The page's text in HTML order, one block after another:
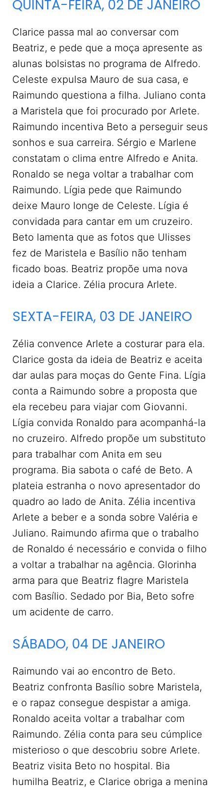
QUINTA-FEIRA, 02 DE JANEIRO
Clarice passa mal ao conversar com
Beatriz, e pede que a moça apresente as
alunas bolsistas no programa de Alfredo.
Celeste expulsa Mauro de sua casa, e
Raimundo questiona a filha. Juliano conta
a Maristela que foi procurado por Arlete.
Raimundo incentiva Beto a perseguir seus
sonhos e sua carreira. Sérgio e Marlene
constatam o clima entre Alfredo e Anita.
Ronaldo se nega voltar a trabalhar com
Raimundo. Lígia pede que Raimundo
deixe Mauro longe de Celeste. Lígia é
convidada para cantar em um cruzeiro.
Beto lamenta que as fotos que Ulisses
fez de Maristela e Basílio não tenham
ficado boas. Beatriz propõe uma nova
ideia a Clarice. Zélia procura Arlete.
SEXTA-FEIRA, 03 DE JANEIRO
Zélia convence Arlete a costurar para ela.
Clarice gosta da ideia de Beatriz e aceita
dar aulas para moças do Gente Fina. Lígia
conta a Raimundo sobre a proposta que
ela recebeu para viajar com Giovanni.
Lígia convida Ronaldo para acompanhá-la
no cruzeiro. Alfredo propõe um substituto
para trabalhar com Anita em seu
programa. Bia sabota o café de Beto. A
plateia estranha o novo apresentador do
quadro ao lado de Anita. Zélia incentiva
Arlete a beber e a sonda sobre Valéria e
Juliano. Raimundo afirma que o trabalho
de Ronaldo é necessário e convida o filho
a voltar a trabalhar na agência. Glorinha
arma para que Beatriz flagre Maristela
com Basílio. Sedado por Bia, Beto sofre
um acidente de carro.
SÁBADO, 04 DE JANEIRO
Raimundo vai ao encontro de Beto.
Beatriz confronta Basílio sobre Maristela,
e o rapaz consegue despistar a amiga.
Ronaldo aceita voltar a trabalhar com
Raimundo. Zélia conta para seu cúmplice
misterioso o que descobriu sobre Arlete.
Beatriz visita Beto no hospital. Bia
humilha Beatriz, e Clarice obriga a menina